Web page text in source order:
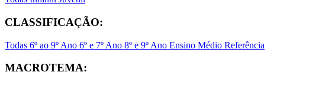
CLASSIFICAÇÃO:
Todas 6º ao 9º Ano 6º e 7º Ano 8º e 9º Ano Ensino Médio Referência
MACROTEMA: